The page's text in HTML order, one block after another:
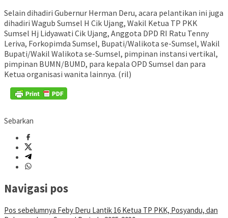
Selain dihadiri Gubernur Herman Deru, acara pelantikan ini juga
dihadiri Wagub Sumsel H Cik Ujang, Wakil Ketua TP PKK
Sumsel Hj Lidyawati Cik Ujang, Anggota DPD RI Ratu Tenny
Leriva, Forkopimda Sumsel, Bupati/Walikota se-Sumsel, Wakil
Bupati/Wakil Walikota se-Sumsel, pimpinan instansi vertikal,
pimpinan BUMN/BUMD, para kepala OPD Sumsel dan para
Ketua organisasi wanita lainnya. (ril)
Sebarkan
Navigasi pos
Pos sebelumnya Feby Deru Lantik 16 Ketua TP PKK, Posyandu, dan